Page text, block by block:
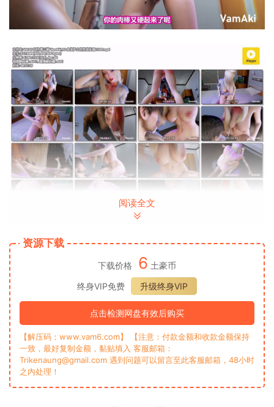
阅读全文
资源下载
下载价格 6 土豪币
终身VIP免费
升级终身VIP
点击检测网盘有效后购买
【解压码：www.vam6.com】 【注意：付款金额和收款金额保持
一致，最好复制金额，黏贴填入 客服邮箱：
Trikenaung@gmail.com 遇到问题可以留言至此客服邮箱，48小时
之内处理！